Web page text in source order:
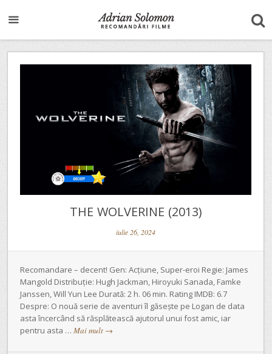
THE WOLVERINE (2013)
iulie 26, 2024
Recomandare – decent! Gen: Acțiune, Super-eroi Regie: James
Mangold Distribuție: Hugh Jackman, Hiroyuki Sanada, Famke
Janssen, Will Yun Lee Durată: 2 h. 06 min. Rating IMDB: 6.7
Despre: O nouă serie de aventuri îl găsește pe Logan de data
asta încercând să răsplătească ajutorul unui fost amic, iar
pentru asta … Mai mult →